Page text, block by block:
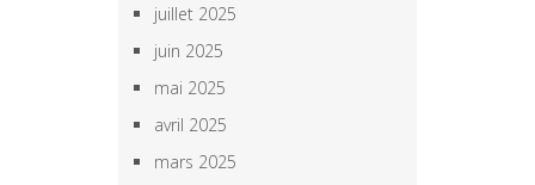
juillet 2025
juin 2025
mai 2025
avril 2025
mars 2025